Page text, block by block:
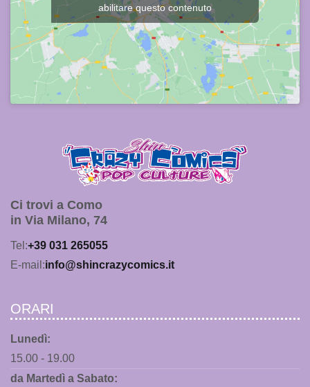
abilitare questo contenuto
Ci trovi a Como
in Via Milano, 74
Tel:+39 031 265055
E-mail:info@shincrazycomics.it
ORARI
Lunedì:
15.00 - 19.00
da Martedì a Sabato: